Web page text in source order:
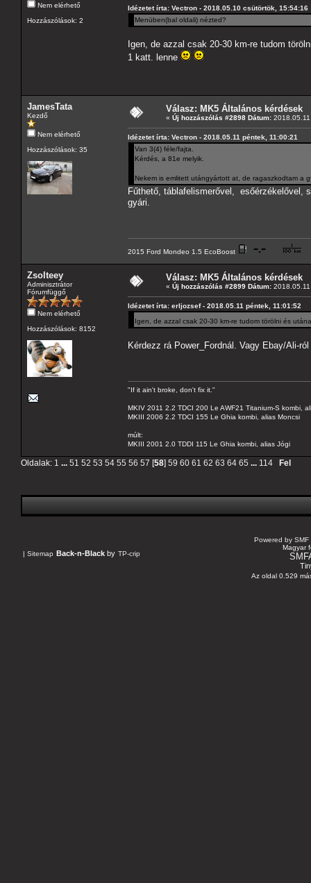
Nem elérhető
Hozzászólások: 2
Idézetet írta: Vectron - 2018.05.10 csütörtök, 15:54:16
Menüben(bal oldali) nézted?
Igen, de azzal csak 20-30 km-re tudom
1 katt. lenne
JamesTata
Kezdő
Nem elérhető
Hozzászólások: 35
Válasz: MK5 Általános kérdések
« Új hozzászólás #2898 Dátum:
Idézetet írta: Vectron - 2018.05.11 péntek, 11:00:21
Van 3(4) féle/fajta.
Kérdés, a 81e melyik.
Nekem is emlitett utángyártott at, de ragaszkodtam a
Fűthető, táblafelismerővel, esőérzékelővel,
gyári.
2015 Ford Mondeo 1.5 EcoBoost
Zsolteey
Adminisztrátor
Fórumfüggő
Nem elérhető
Hozzászólások: 8152
Válasz: MK5 Általános kérdések
« Új hozzászólás #2899 Dátum:
Idézetet írta: erljozsef - 2018.05.11 péntek, 11:01:52
Igen, de azzal csak 20-30 km-re tudom törölni és
Kérdezz rá Power_Fordnál. Vagy Ebay/Ali-
"If it ain't broke, don't fix it."
MKIV 2011 2.2 TDCI 200 Le AWF21 Titanium-S kombi,
MKIII 2006 2.2 TDCI 155 Le Ghia kombi, alias Moncsi
múlt:
MKIII 2001 2.0 TDDI 115 Le Ghia kombi, alias Jógi
Oldalak: 1 ... 51 52 53 54 55 56 57 [58] 59 60 61 62 63 64 65 ... 114 Fel
| Sitemap Back-n-Black by TP-crip
Powered by SMF
Magyar
Az oldal 0.529